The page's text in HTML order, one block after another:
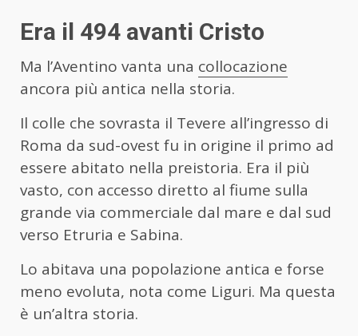
Era il 494 avanti Cristo
Ma l’Aventino vanta una collocazione
ancora più antica nella storia.
Il colle che sovrasta il Tevere all’ingresso di
Roma da sud-ovest fu in origine il primo ad
essere abitato nella preistoria. Era il più
vasto, con accesso diretto al fiume sulla
grande via commerciale dal mare e dal sud
verso Etruria e Sabina.
Lo abitava una popolazione antica e forse
meno evoluta, nota come Liguri. Ma questa
è un’altra storia.